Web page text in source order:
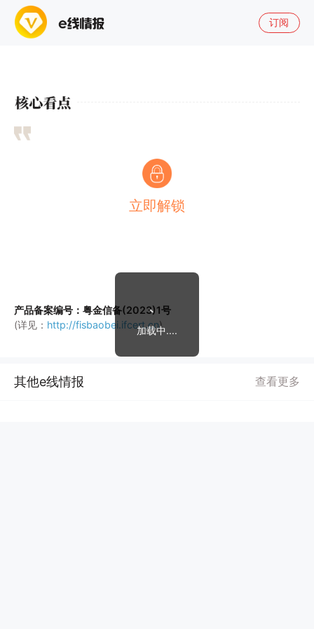
订阅
立即解锁
产品备案编号：粤金信备(2023)1号
(详见： http://fisbaobei.ifcert.cn)
其他e线情报 查看更多
加载中....